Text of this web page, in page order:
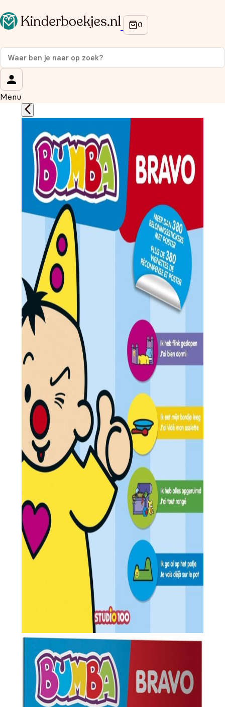
Menu
Op de hoogte blijven van onze acties?
Meld je aan voor onze nieuwsbrief en ontvang
korting
Wat is je voornaam?
Wat is je e-mailadres?*
Aanmelden
We gebruiken je gegevens om contact op te nemen, in
overeenstemming met onsprivacybeleid.